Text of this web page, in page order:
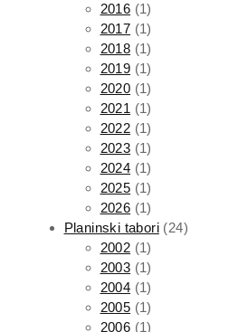
2016 (1)
2017 (1)
2018 (1)
2019 (1)
2020 (1)
2021 (1)
2022 (1)
2023 (1)
2024 (1)
2025 (1)
2026 (1)
Planinski tabori(24)
2002 (1)
2003 (1)
2004 (1)
2005 (1)
2006 (1)